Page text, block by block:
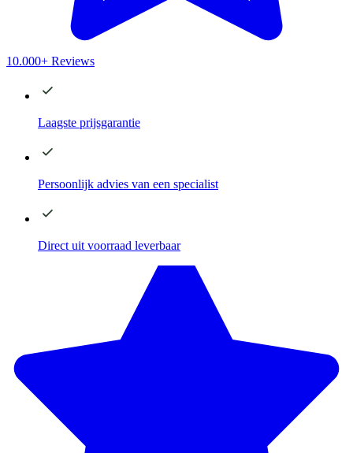
10.000+ Reviews
Laagste prijsgarantie
Persoonlijk advies van een specialist
Direct uit voorraad leverbaar